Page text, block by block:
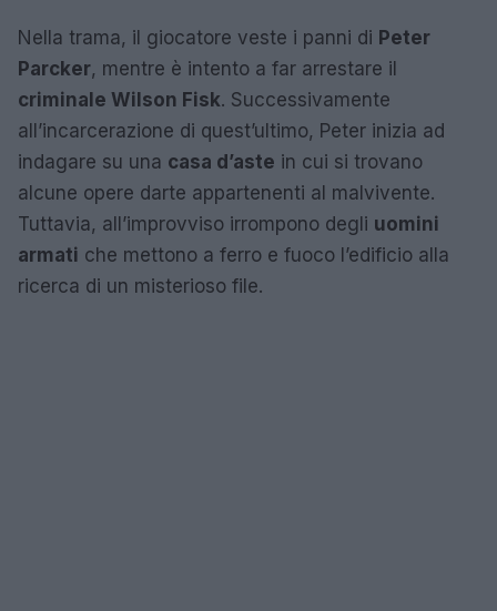
Nella trama, il giocatore veste i panni di Peter
Parcker, mentre è intento a far arrestare il
criminale Wilson Fisk. Successivamente
all’incarcerazione di quest’ultimo, Peter inizia ad
indagare su una casa d’aste in cui si trovano
alcune opere darte appartenenti al malvivente.
Tuttavia, all’improvviso irrompono degli uomini
armati che mettono a ferro e fuoco l’edificio alla
ricerca di un misterioso file.